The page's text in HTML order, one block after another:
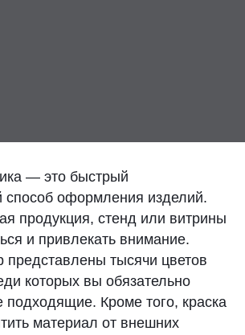
— это быстрый
способ оформления изделий.
продукция, стенд или витрины
и привлекать внимание.
представлены тысячи цветов
которых вы обязательно
подходящие. Кроме того, краска
материал от внешних